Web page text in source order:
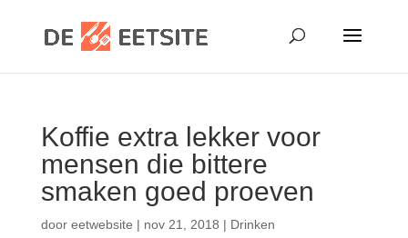
Koffie extra lekker voor
mensen die bittere
smaken goed proeven
door eetwebsite | nov 21, 2018 | Drinken